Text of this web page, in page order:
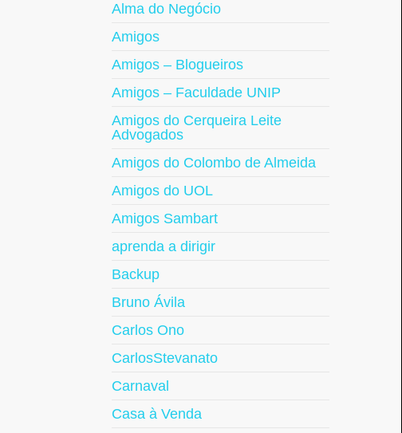
Alma do Negócio
Amigos
Amigos – Blogueiros
Amigos – Faculdade UNIP
Amigos do Cerqueira Leite
Advogados
Amigos do Colombo de Almeida
Amigos do UOL
Amigos Sambart
aprenda a dirigir
Backup
Bruno Ávila
Carlos Ono
CarlosStevanato
Carnaval
Casa à Venda